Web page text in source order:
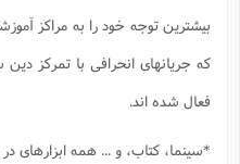
بیشترین توجه خود را به مراکز
که جریانهای انحرافی با تمرکز
فعال شده اند.
*سینما، کتاب، و ... همه ابزارهای